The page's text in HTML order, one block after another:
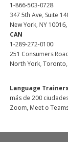
1-866-503-0728
347 5th Ave, Suite
New York, NY 10016,
CAN
1-289-272-0100
251 Consumers
North York, Toronto,
Language
más de 200
Zoom, Meet o